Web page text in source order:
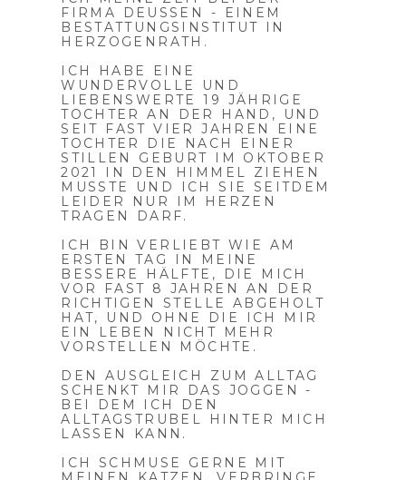
FIRMA DEUSSEN - EINEM
BESTATTUNGSINSTITUT IN
HERZOGENRATH.
ICH HABE EINE
WUNDERVOLLE UND
LIEBENSWERTE 19 JÄHRIGE
TOCHTER AN DER HAND, UND
SEIT FAST VIER JAHREN EINE
TOCHTER DIE NACH EINER
STILLEN GEBURT IM OKTOBER
2021 IN DEN HIMMEL ZIEHEN
MUSSTE UND ICH SIE SEITDEM
LEIDER NUR IM HERZEN
TRAGEN DARF.
ICH BIN VERLIEBT WIE AM
ERSTEN TAG IN MEINE
BESSERE HÄLFTE, DIE MICH
VOR FAST 8 JAHREN AN DER
RICHTIGEN STELLE ABGEHOLT
HAT, UND OHNE DIE ICH MIR
EIN LEBEN NICHT MEHR
VORSTELLEN MÖCHTE.
DEN AUSGLEICH ZUM ALLTAG
SCHENKT MIR DAS JOGGEN -
BEI DEM ICH DEN
ALLTAGSTRUBEL HINTER MICH
LASSEN KANN.
ICH SCHMUSE GERNE MIT